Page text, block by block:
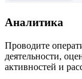
Аналитика
Проводите
деятельности,
активностей и